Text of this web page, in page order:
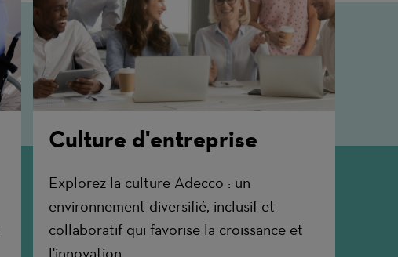
Culture d'entreprise
Explorez la culture Adecco : un
environnement diversifié, inclusif et
collaboratif qui favorise la croissance et